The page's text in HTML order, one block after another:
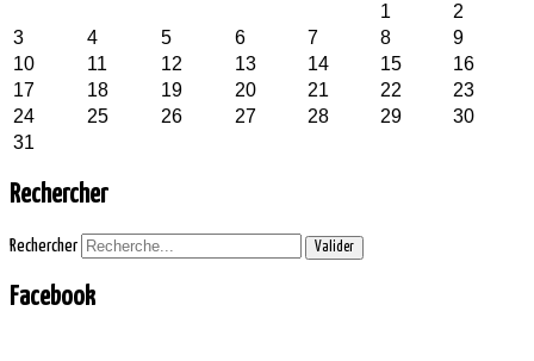
1
2
3
4 5 6 7 8
9
10
11 12 13 14 15
16
17
18 19 20 21 22
23
24
25 26 27 28 29
30
31
Rechercher
Rechercher Valider
Facebook